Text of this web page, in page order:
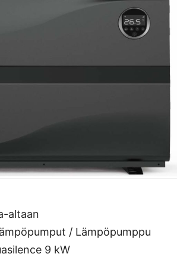
altaan
/ Lämpöpumppu
9 kW